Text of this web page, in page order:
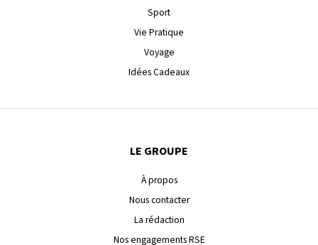
Sport
Vie Pratique
Voyage
Idées Cadeaux
LE GROUPE
À propos
Nous contacter
La rédaction
Nos engagements RSE